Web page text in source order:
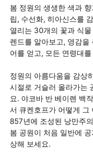
봄 정원의 생생한 색과
립, 수선화, 히아신스를
열리는 30개의 꽃과 식
렌드를 알아보고, 영감을
어를 얻고, 모든 연령대
정원의 아름다움을 감상
시절로 거슬러 올라가는
요. 야코바 반 베이렌 백
서 큐켄호프가 어떻게 그
857년에 조성된 낭만주
봄 공원이 처음 일반에
상해 보세요.